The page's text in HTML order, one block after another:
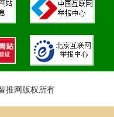
推网版权所有